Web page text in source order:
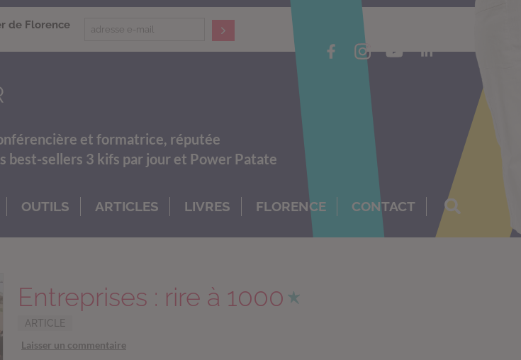
de Florence
et formatrice, réputée
best-sellers 3 kifs par jour et Power Patate
OUTILS ARTICLES LIVRES FLORENCE CONTACT
Entreprises : rire à 1000
ARTICLE
Laisser un commentaire